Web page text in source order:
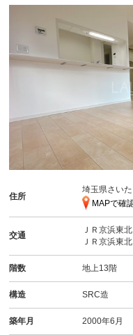
住所
埼玉県さい
MAPで確
交通
ＪＲ京浜東
ＪＲ京浜東
階数 地上13階
構造 SRC造
築年月 2000年6月